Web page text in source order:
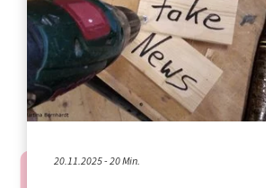
20.11.2025 - 20 Min.